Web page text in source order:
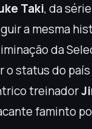
Taki, da série
a mesma
da
o status do
treinador
faminto